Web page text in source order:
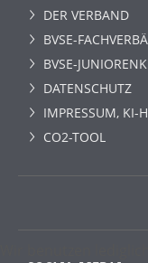
DER VERBAND
BVSE-
BVSE-
DATENSCHUTZ
IMPRESSUM, KI-
CO2-TOOL